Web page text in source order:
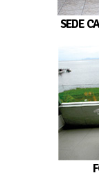
SEDE